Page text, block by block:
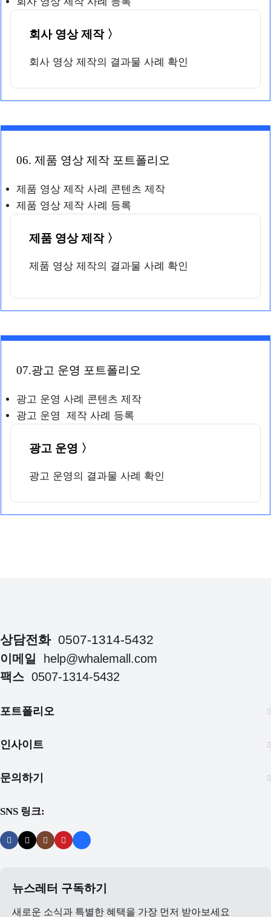
회사 영상 제작 〉
회사 영상 제작의 결과물 사례 확인
06. 제품 영상 제작 포트폴리오
제품 영상 제작 사례 콘텐츠 제작
제품 영상 제작 사례 등록
제품 영상 제작 〉
제품 영상 제작의 결과물 사례 확인
07.광고 운영 포트폴리오
광고 운영 사례 콘텐츠 제작
광고 운영 제작 사례 등록
광고 운영 〉
광고 운영의 결과물 사례 확인
상담전화 0507-1314-5432
이메일
help@whalemall.com
팩스 0507-1314-5432
포트폴리오
인사이트
문의하기
SNS 링크:
뉴스레터 구독하기
새로운 소식과 특별한 혜택을 가장 먼저 받아보세요